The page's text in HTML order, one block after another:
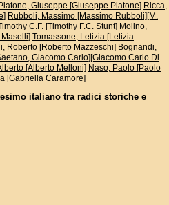
Platone, Giuseppe [Giuseppe Platone] Ricca,
Rubboli, Massimo [Massimo Rubboli][M.
C.F. [Timothy F.C. Stunt] Molino,
Tomassone, Letizia [Letizia
Roberto [Roberto Mazzeschi] Bognandi,
Giacomo Carlo][Giacomo Carlo Di
[Alberto Melloni] Naso, Paolo [Paolo
[Gabriella Caramore]
italiano tra radici storiche e